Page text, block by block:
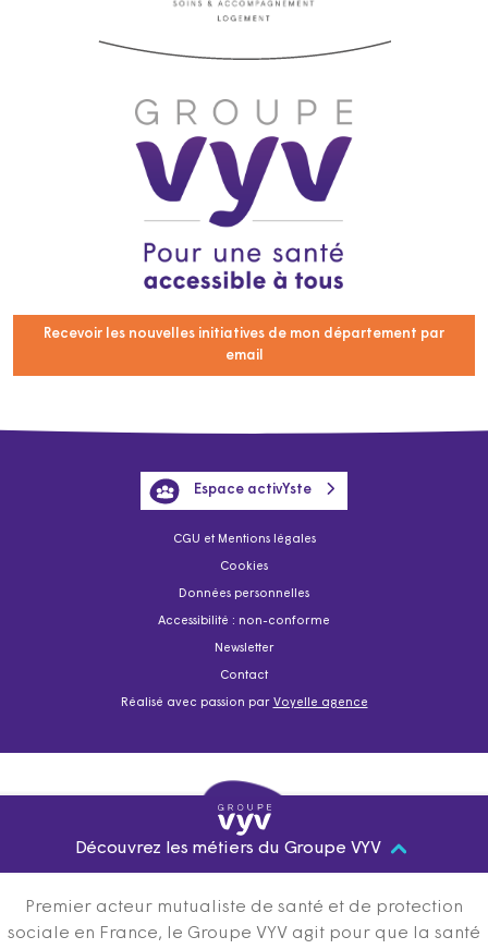
Recevoir les nouvelles initiatives de mon département par
email
CGU et Mentions légales
Cookies
Données personnelles
Accessibilité : non-conforme
Newsletter
Contact
Réalisé avec passion par Voyelle agence
Espace activYste
Découvrez les métiers du Groupe VYV
Premier acteur mutualiste de santé et de protection
sociale en France, le Groupe VYV agit pour que la santé